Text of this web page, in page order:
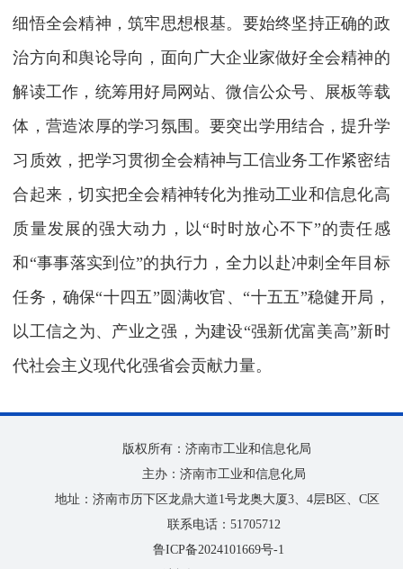
细悟全会精神，筑牢思想根基。要始终坚持正确的政
治方向和舆论导向，面向广大企业家做好全会精神的
解读工作，统筹用好局网站、微信公众号、展板等载
体，营造浓厚的学习氛围。要突出学用结合，提升学
习质效，把学习贯彻全会精神与工信业务工作紧密结
合起来，切实把全会精神转化为推动工业和信息化高
质量发展的强大动力，以“时时放心不下”的责任感
和“事事落实到位”的执行力，全力以赴冲刺全年目标
任务，确保“十四五”圆满收官、“十五五”稳健开局，
以工信之为、产业之强，为建设“强新优富美高”新时
代社会主义现代化强省会贡献力量。
版权所有：济南市工业和信息化局
主办：济南市工业和信息化局
地址：济南市历下区龙鼎大道1号龙奥大厦3、4层B区、C区
联系电话：51705712
鲁ICP备2024101669号-1